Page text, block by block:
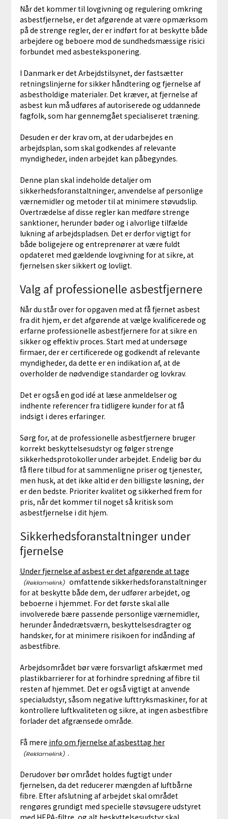
Når det kommer til lovgivning og regulering omkring
asbestfjernelse, er det afgørende at være opmærksom
på de strenge regler, der er indført for at beskytte både
arbejdere og beboere mod de sundhedsmæssige risici
forbundet med asbesteksponering.
I Danmark er det Arbejdstilsynet, der fastsætter
retningslinjerne for sikker håndtering og fjernelse af
asbestholdige materialer. Det kræver, at fjernelse af
asbest kun må udføres af autoriserede og uddannede
fagfolk, som har gennemgået specialiseret træning.
Desuden er der krav om, at der udarbejdes en
arbejdsplan, som skal godkendes af relevante
myndigheder, inden arbejdet kan påbegyndes.
Denne plan skal indeholde detaljer om
sikkerhedsforanstaltninger, anvendelse af personlige
værnemidler og metoder til at minimere støvudslip.
Overtrædelse af disse regler kan medføre strenge
sanktioner, herunder bøder og i alvorlige tilfælde
lukning af arbejdspladsen. Det er derfor vigtigt for
både boligejere og entreprenører at være fuldt
opdateret med gældende lovgivning for at sikre, at
fjernelsen sker sikkert og lovligt.
Valg af professionelle asbestfjernere
Når du står over for opgaven med at få fjernet asbest
fra dit hjem, er det afgørende at vælge kvalificerede og
erfarne professionelle asbestfjernere for at sikre en
sikker og effektiv proces. Start med at undersøge
firmaer, der er certificerede og godkendt af relevante
myndigheder, da dette er en indikation af, at de
overholder de nødvendige standarder og lovkrav.
Det er også en god idé at læse anmeldelser og
indhente referencer fra tidligere kunder for at få
indsigt i deres erfaringer.
Sørg for, at de professionelle asbestfjernere bruger
korrekt beskyttelsesudstyr og følger strenge
sikkerhedsprotokoller under arbejdet. Endelig bør du
få flere tilbud for at sammenligne priser og tjenester,
men husk, at det ikke altid er den billigste løsning, der
er den bedste. Prioriter kvalitet og sikkerhed frem for
pris, når det kommer til noget så kritisk som
asbestfjernelse i dit hjem.
Sikkerhedsforanstaltninger under
fjernelse
Under fjernelse af asbest er det afgørende at tage
omfattende sikkerhedsforanstaltninger
for at beskytte både dem, der udfører arbejdet, og
beboerne i hjemmet. For det første skal alle
involverede bære passende personlige værnemidler,
herunder åndedrætsværn, beskyttelsesdragter og
handsker, for at minimere risikoen for indånding af
asbestfibre.
Arbejdsområdet bør være forsvarligt afskærmet med
plastikbarrierer for at forhindre spredning af fibre til
resten af hjemmet. Det er også vigtigt at anvende
specialudstyr, såsom negative lufttryksmaskiner, for at
kontrollere luftkvaliteten og sikre, at ingen asbestfibre
forlader det afgrænsede område.
Få mere info om fjernelse af asbesttag her
.
Derudover bør området holdes fugtigt under
fjernelsen, da det reducerer mængden af luftbårne
fibre. Efter afslutning af arbejdet skal området
rengøres grundigt med specielle støvsugere udstyret